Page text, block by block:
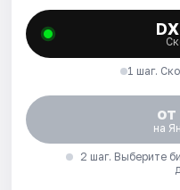
1 шаг.
на
2 шаг. Выберите